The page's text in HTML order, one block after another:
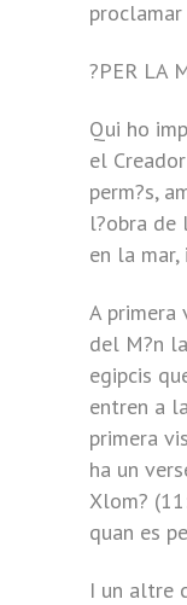
?PER LA
Qui ho
el
perm?s,
l?obra de
en la
A primera
del M?n
egipcis
entren a
primera
ha un
Xlom?
quan es
I un altre